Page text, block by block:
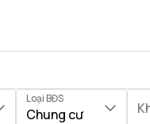
Loại BĐS
Chung cư